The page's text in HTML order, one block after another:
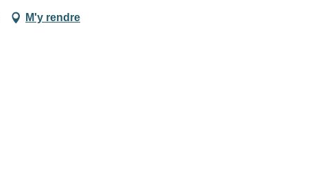
M'y rendre